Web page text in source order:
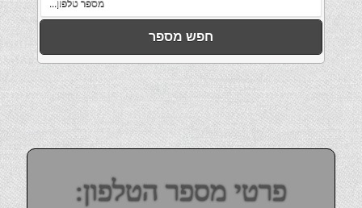
חפש מספר
פרטי מספר הטלפון: